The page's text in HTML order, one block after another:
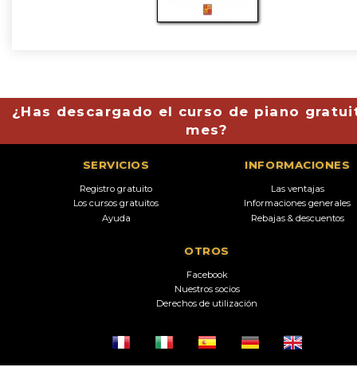
¿Has descargado el curso de piano
mes?
SERVICIOS
Registro gratuito
Los cursos gratuitos
Ayuda
INFORMACIONES
Las ventajas
Informaciones generales
Rebajas & descuentos
OTROS
Facebook
Nuestros socios
Derechos de utilización